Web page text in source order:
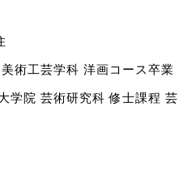
術工芸学科 洋画コース卒業
学院 芸術研究科 修士課程 芸